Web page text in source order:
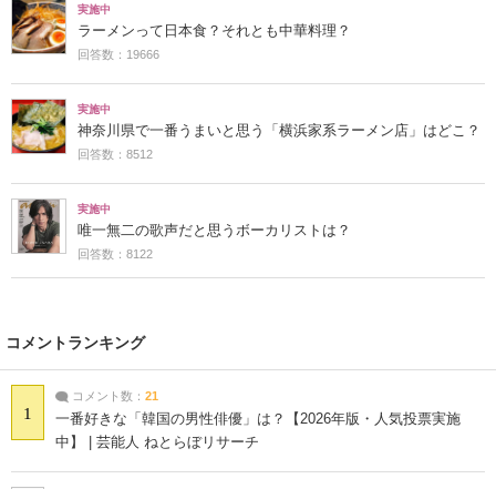
実施中
ラーメンって日本食？それとも中華料理？
回答数：19666
実施中
神奈川県で一番うまいと思う「横浜家系ラーメン店」はどこ？
回答数：8512
実施中
唯一無二の歌声だと思うボーカリストは？
回答数：8122
コメントランキング
1
コメント数： 21
一番好きな「韓国の男性俳優」は？【2026年版・人気投票実施
中】 | 芸能人 ねとらぼリサーチ